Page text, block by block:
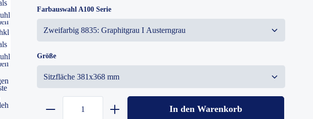
Farbauswahl A100 Serie
Größe
In den Warenkorb